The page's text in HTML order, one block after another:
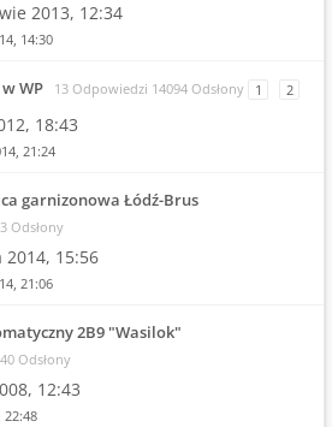
2013, 12:34
14:30
WP 13 Odpowiedzi 14094 Odsłony 1 2
18:43
21:24
garnizonowa Łódź-Brus
Odsłony
2014, 15:56
21:06
2B9 "Wasilok"
Odsłony
12:43
22:48